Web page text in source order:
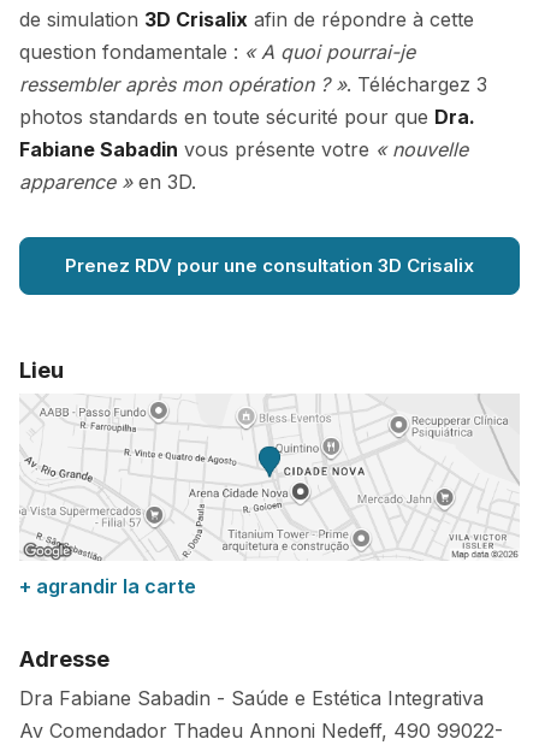
de simulation 3D Crisalix afin de répondre à cette
question fondamentale : « A quoi pourrai-je
ressembler après mon opération ? ». Téléchargez 3
photos standards en toute sécurité pour que Dra.
Fabiane Sabadin vous présente votre « nouvelle
apparence »en 3D.
Prenez RDV pour une consultation 3D Crisalix
Lieu
+ agrandir la carte
Adresse
Dra Fabiane Sabadin - Saúde e Estética Integrativa
Av Comendador Thadeu Annoni Nedeff, 490 99022-